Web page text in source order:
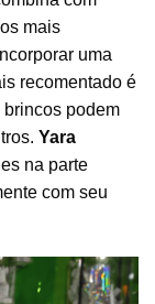
mais
uma
recomentado é
podem
Yara
na parte
com seu